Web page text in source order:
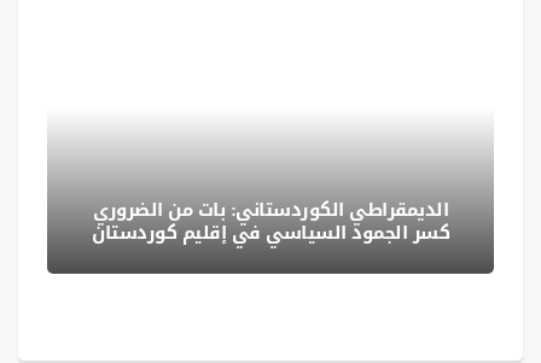
الديمقراطي الكوردستاني: بات من الضروري
كسر الجمود السياسي في إقليم كوردستان